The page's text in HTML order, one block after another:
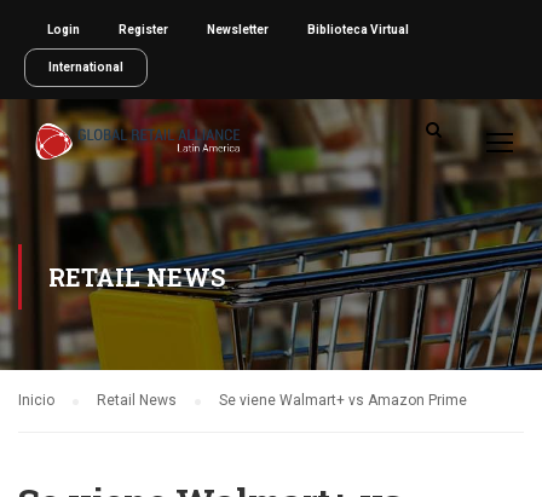
Login Register Newsletter Biblioteca Virtual
International
RETAIL NEWS
Inicio Retail News Se viene Walmart+ vs Amazon Prime